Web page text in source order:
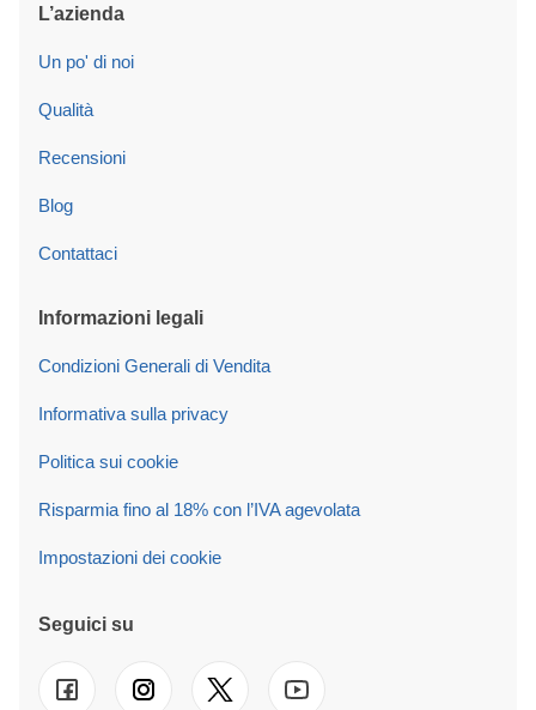
L’azienda
Un po' di noi
Qualità
Recensioni
Blog
Contattaci
Informazioni legali
Condizioni Generali di Vendita
Informativa sulla privacy
Politica sui cookie
Risparmia fino al 18% con l’IVA agevolata
Impostazioni dei cookie
Seguici su